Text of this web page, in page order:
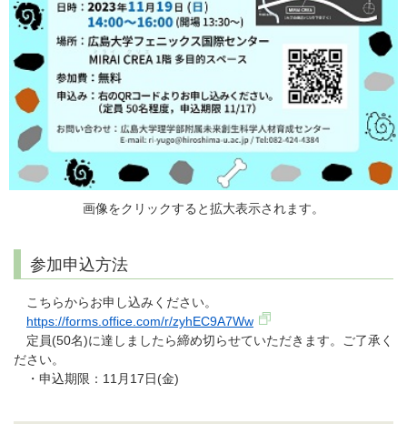
画像をクリックすると拡大表示されます。
参加申込方法
こちらからお申し込みください。
https://forms.office.com/r/zyhEC9A7Ww
定員(50名)に達しましたら締め切らせていただきます。ご了承く
ださい。
・申込期限：11月17日(金)